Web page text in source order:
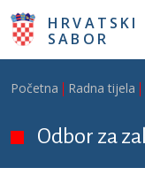
Skoči na glavni sadržaj
HRVATSKI
SABOR
Breadcrumb
Početna Radna tijela
Odbor za